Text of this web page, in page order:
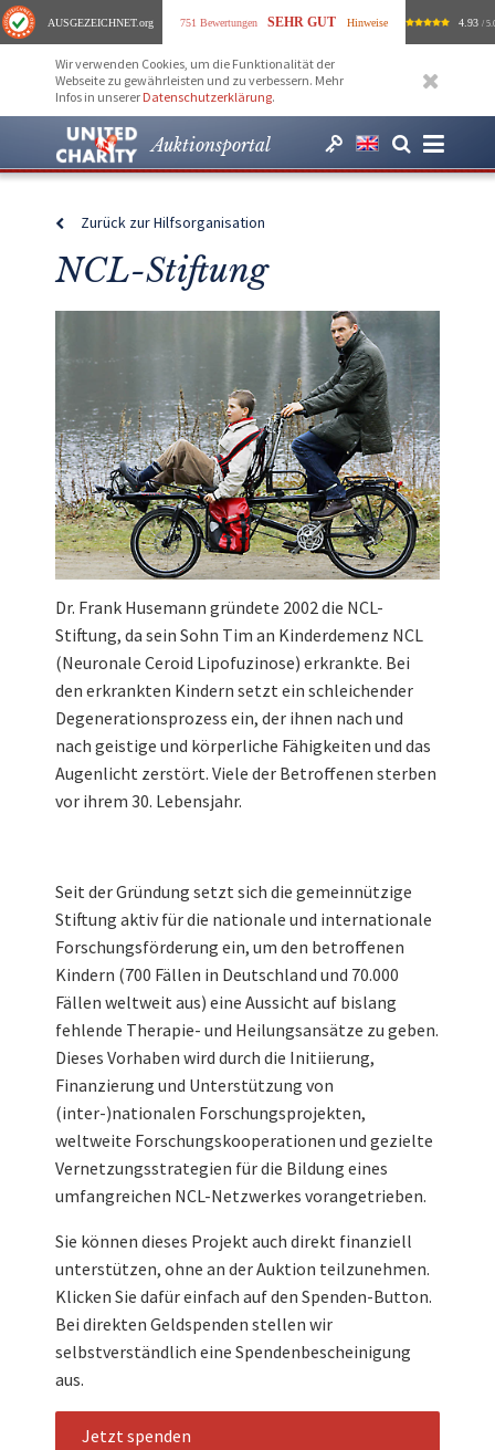
AUSGEZEICHNET.org 751 Bewertungen SEHR GUT Hinweise 4.93 /
Wir verwenden Cookies, um die Funktionalität der
Webseite zu gewährleisten und zu verbessern. Mehr
Infos in unserer Datenschutzerklärung.
Auktionsportal
Zurück zur Hilfsorganisation
NCL-Stiftung
Dr. Frank Husemann gründete 2002 die NCL-
Stiftung, da sein Sohn Tim an Kinderdemenz NCL
(Neuronale Ceroid Lipofuzinose) erkrankte. Bei
den erkrankten Kindern setzt ein schleichender
Degenerationsprozess ein, der ihnen nach und
nach geistige und körperliche Fähigkeiten und das
Augenlicht zerstört. Viele der Betroffenen sterben
vor ihrem 30. Lebensjahr.
Seit der Gründung setzt sich die gemeinnützige
Stiftung aktiv für die nationale und internationale
Forschungsförderung ein, um den betroffenen
Kindern (700 Fällen in Deutschland und 70.000
Fällen weltweit aus) eine Aussicht auf bislang
fehlende Therapie- und Heilungsansätze zu geben.
Dieses Vorhaben wird durch die Initiierung,
Finanzierung und Unterstützung von
(inter-)nationalen Forschungsprojekten,
weltweite Forschungskooperationen und gezielte
Vernetzungsstrategien für die Bildung eines
umfangreichen NCL-Netzwerkes vorangetrieben.
Sie können dieses Projekt auch direkt finanziell
unterstützen, ohne an der Auktion teilzunehmen.
Klicken Sie dafür einfach auf den Spenden-Button.
Bei direkten Geldspenden stellen wir
selbstverständlich eine Spendenbescheinigung
aus.
Jetzt spenden